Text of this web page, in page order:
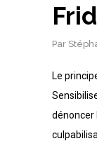
Par
Le
dénoncer